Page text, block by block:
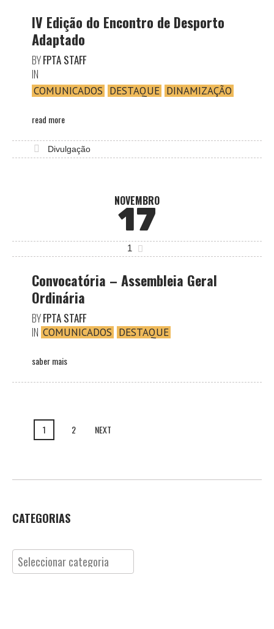
IV Edição do Encontro de Desporto
Adaptado
BYFPTA STAFF
IN
COMUNICADOS DESTAQUE DINAMIZAÇÃO
read more
Divulgação
NOVEMBRO
17
1
Convocatória – Assembleia Geral
Ordinária
BYFPTA STAFF
IN COMUNICADOS DESTAQUE
saber mais
1 2 NEXT
CATEGORIAS
Categorias